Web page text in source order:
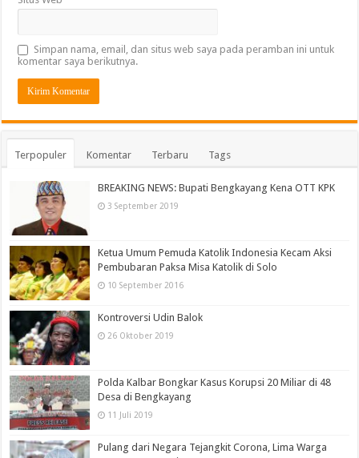
Simpan nama, email, dan situs web saya pada peramban ini untuk
komentar saya berikutnya.
Terpopuler Komentar Terbaru Tags
BREAKING NEWS: Bupati Bengkayang Kena OTT KPK
3 September 2019
Ketua Umum Pemuda Katolik Indonesia Kecam Aksi
Pembubaran Paksa Misa Katolik di Solo
10 September 2016
Kontroversi Udin Balok
26 Oktober 2019
Polda Kalbar Bongkar Kasus Korupsi 20 Miliar di 48
Desa di Bengkayang
11 Juli 2019
Pulang dari Negara Tejangkit Corona, Lima Warga